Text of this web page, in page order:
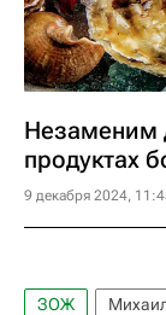
Незаменим
продуктах
9 декабря 2024,
ЗОЖ